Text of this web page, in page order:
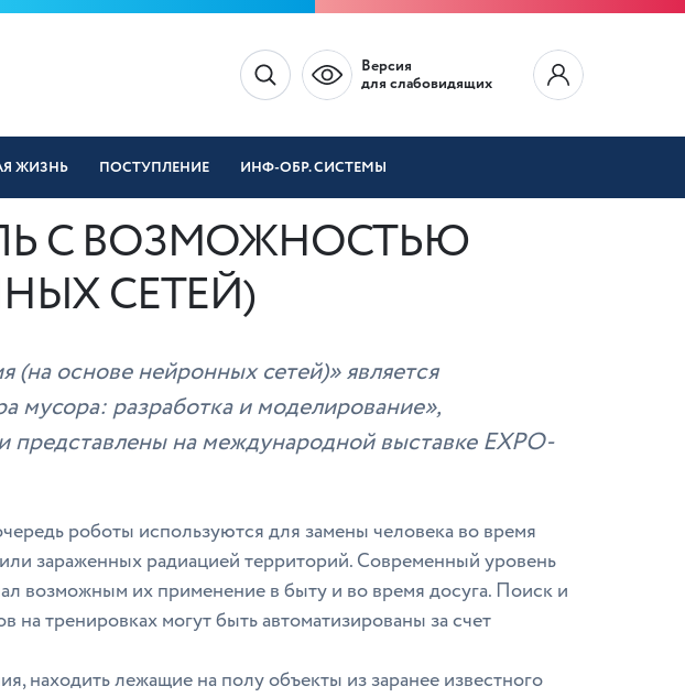
Версия
для слабовидящих
ЖИЗНЬ ПОСТУПЛЕНИЕ ИНФ-ОБР. СИСТЕМЫ
С ВОЗМОЖНОСТЬЮ
СЕТЕЙ)
основе нейронных сетей)» является
мусора: разработка и моделирование»,
представлены на международной выставке EXPO-
роботы используются для замены человека во время
зараженных радиацией территорий. Современный уровень
возможным их применение в быту и во время досуга. Поиск и
тренировках могут быть автоматизированы за счет
находить лежащие на полу объекты из заранее известного